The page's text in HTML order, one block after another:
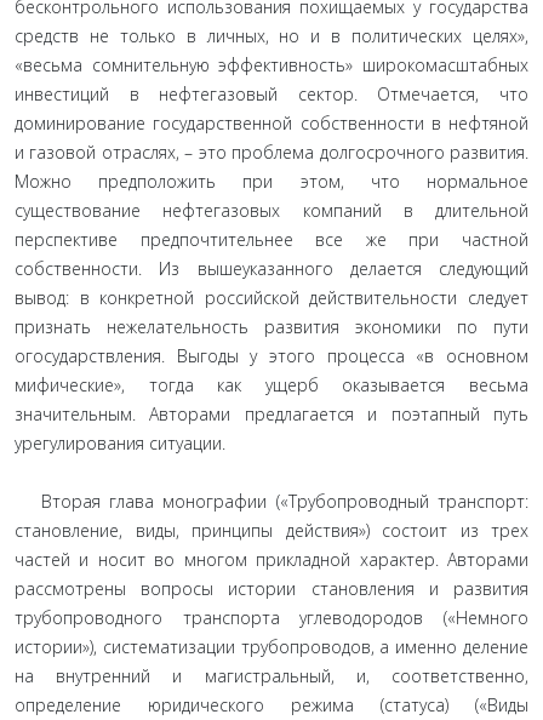
бесконтрольного использования похищаемых у государства
средств не только в личных, но и в политических целях»,
«весьма сомнительную эффективность» широкомасштабных
инвестиций в нефтегазовый сектор. Отмечается, что
доминирование государственной собственности в нефтяной
и газовой отраслях, – это проблема долгосрочного развития.
Можно предположить при этом, что нормальное
существование нефтегазовых компаний в длительной
перспективе предпочтительнее все же при частной
собственности. Из вышеуказанного делается следующий
вывод: в конкретной российской действительности следует
признать нежелательность развития экономики по пути
огосударствления. Выгоды у этого процесса «в основном
мифические», тогда как ущерб оказывается весьма
значительным. Авторами предлагается и поэтапный путь
урегулирования ситуации.
Вторая глава монографии («Трубопроводный транспорт:
становление, виды, принципы действия») состоит из трех
частей и носит во многом прикладной характер. Авторами
рассмотрены вопросы истории становления и развития
трубопроводного транспорта углеводородов («Немного
истории»), систематизации трубопроводов, а именно деление
на внутренний и магистральный, и, соответственно,
определение юридического режима (статуса) («Виды